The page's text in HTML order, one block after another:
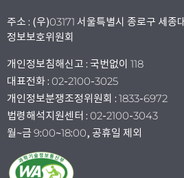
주소 : (우)03171 서울특별시 종로구 세종
정보보호위원회
개인정보침해신고 : 국번없이 118
대표전화 : 02-2100-3025
개인정보분쟁조정위원회 : 1833-6972
법령해석지원센터 : 02-2100-3043
월~금 9:00~18:00, 공휴일 제외